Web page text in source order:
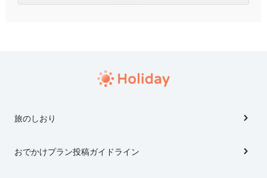
旅のしおり
おでかけプラン投稿ガイドライン